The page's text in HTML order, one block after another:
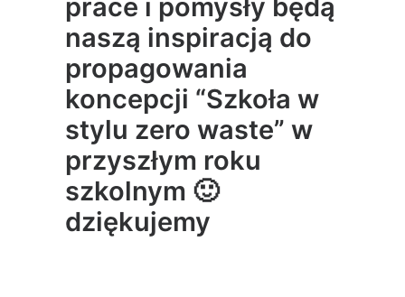
prace i pomysły będą
naszą inspiracją do
propagowania
koncepcji “Szkoła w
stylu zero waste” w
przyszłym roku
szkolnym 🙂
dziękujemy